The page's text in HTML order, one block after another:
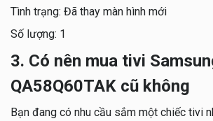
Tình trạng: Đã thay màn hình mới
Số lượng: 1
3. Có nên mua tivi
QA58Q60TAK cũ không
Bạn đang có nhu cầu sắm một chiếc tivi